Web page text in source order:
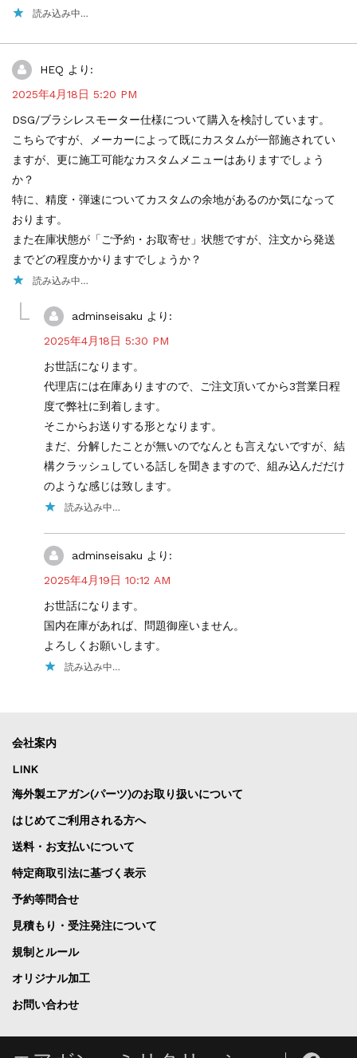
読み込み中…
HEQ より:
2025年4月18日 5:20 PM
DSG/ブラシレスモーター仕様について購入を検討しています。
こちらですが、メーカーによって既にカスタムが一部施されてい
ますが、更に施工可能なカスタムメニューはありますでしょう
か？
特に、精度・弾速についてカスタムの余地があるのか気になって
おります。
また在庫状態が「ご予約・お取寄せ」状態ですが、注文から発送
までどの程度かかりますでしょうか？
読み込み中…
adminseisaku より:
2025年4月18日 5:30 PM
お世話になります。
代理店には在庫ありますので、ご注文頂いてから3営業日程
度で弊社に到着します。
そこからお送りする形となります。
まだ、分解したことが無いのでなんとも言えないですが、結
構クラッシュしている話しを聞きますので、組み込んだだけ
のような感じは致します。
読み込み中…
adminseisaku より:
2025年4月19日 10:12 AM
お世話になります。
国内在庫があれば、問題御座いません。
よろしくお願いします。
読み込み中…
会社案内
LINK
海外製エアガン(パーツ)のお取り扱いについて
はじめてご利用される方へ
送料・お支払いについて
特定商取引法に基づく表示
予約等問合せ
見積もり・受注発注について
規制とルール
オリジナル加工
お問い合わせ